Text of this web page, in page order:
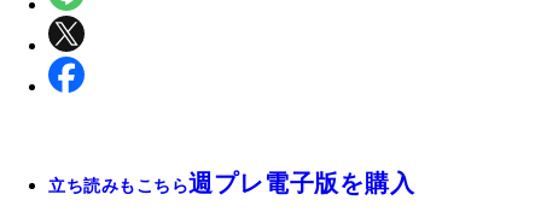
立ち読みもこちら週プレ電子版を購入